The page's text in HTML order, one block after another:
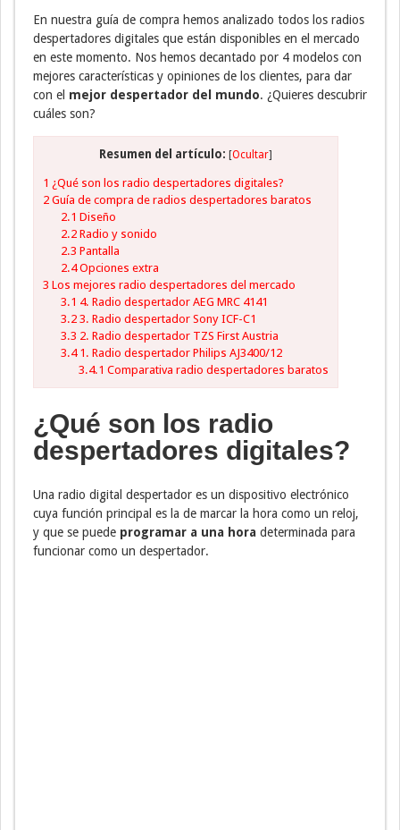
En nuestra guía de compra hemos analizado todos los radios
despertadores digitales que están disponibles en el mercado
en este momento. Nos hemos decantado por 4 modelos con
mejores características y opiniones de los clientes, para dar
con el mejor despertador del mundo. ¿Quieres descubrir
cuáles son?
Resumen del artículo: [Ocultar]
1 ¿Qué son los radio despertadores digitales?
2 Guía de compra de radios despertadores baratos
2.1 Diseño
2.2Radio y sonido
2.3 Pantalla
2.4Opciones extra
3 Los mejores radio despertadores del mercado
3.1 4. Radio despertador AEG MRC 4141
3.23. Radio despertador Sony ICF-C1
3.3 2. Radio despertador TZS First Austria
3.41. Radio despertador Philips AJ3400/12
3.4.1 Comparativa radio despertadores baratos
¿Qué son los radio
despertadores digitales?
Una radio digital despertador es un dispositivo electrónico
cuya función principal es la de marcar la hora como un reloj,
y que se puede programar a una hora determinada para
funcionar como un despertador.